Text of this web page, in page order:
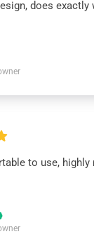
does
to use, highly